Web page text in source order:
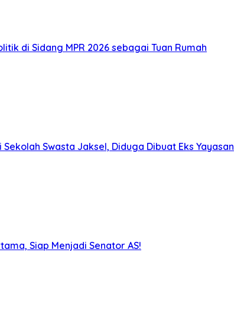
di Sidang MPR 2026 sebagai Tuan Rumah
Swasta Jaksel, Diduga Dibuat Eks Yayasan
Siap Menjadi Senator AS!